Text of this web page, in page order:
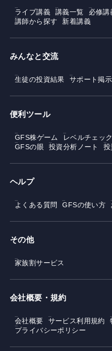
ライブ講義 講義一覧 必修講
講師から探す
新着講義
みんなと交流
生徒の投資結果 サポート掲
便利ツール
GFS株ゲーム レベルチェッ
GFSの眼
投資分析ノート 投
ヘルプ
よくある質問 GFSの使い方
その他
家族割サービス
会社概要・規約
会社概要 サービス利用規約
プライバシーポリシー